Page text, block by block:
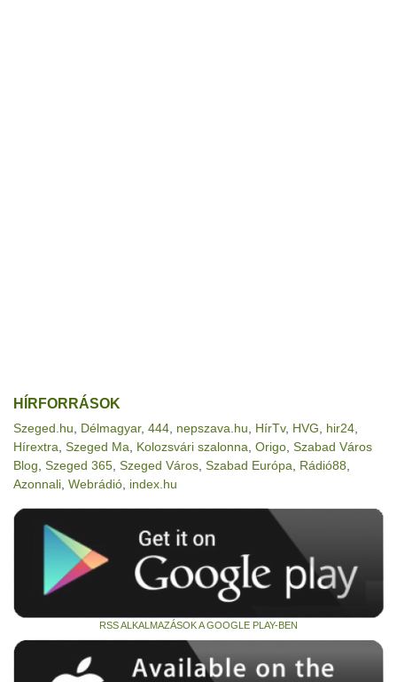
HÍRFORRÁSOK
Szeged.hu Délmagyar, 444 nepszava.hu HírTv, HVG hir24
Hírextra Szeged Ma Kolozsvári szalonna Origo Szabad Város
Blog Szeged 365 Szeged Város Szabad Európa Rádió88
Azonnali Webrádió index.hu
RSS ALKALMAZÁSOK A GOOGLE PLAY-BEN